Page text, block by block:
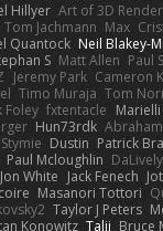
Hillyer Art of 3D
Tom Jachmann Max
Quantock Neil Blakey-
S Matt Allen Paul
Jeremy Park Cameron
Timo Muraja Tom
Foley fxtentacle
Hun73rdk
Stymie Dustin Patrick
Paul Mcloughlin
Jon White Jack Fenech
Masanori Tottori
Taylor J Peters
Konowitz Talii Bruce